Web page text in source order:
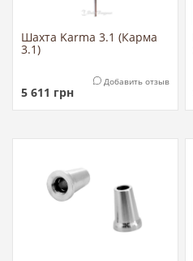
Шахта Karma 3.1 (Карма
3.1)
5 611 грн
Добавить отзыв